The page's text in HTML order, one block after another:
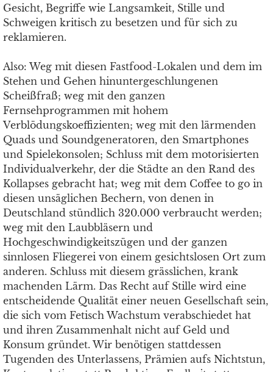
Gesicht, Begriffe wie Langsamkeit, Stille und
Schweigen kritisch zu besetzen und für sich zu
reklamieren.
Also: Weg mit diesen Fastfood-Lokalen und dem im
Stehen und Gehen hinuntergeschlungenen
Scheißfraß; weg mit den ganzen
Fernsehprogrammen mit hohem
Verblödungskoeffizienten; weg mit den lärmenden
Quads und Soundgeneratoren, den Smartphones
und Spielekonsolen; Schluss mit dem motorisierten
Individualverkehr, der die Städte an den Rand des
Kollapses gebracht hat; weg mit dem Coffee to go in
diesen unsäglichen Bechern, von denen in
Deutschland stündlich 320.000 verbraucht werden;
weg mit den Laubbläsern und
Hochgeschwindigkeitszügen und der ganzen
sinnlosen Fliegerei von einem gesichtslosen Ort zum
anderen. Schluss mit diesem grässlichen, krank
machenden Lärm. Das Recht auf Stille wird eine
entscheidende Qualität einer neuen Gesellschaft sein,
die sich vom Fetisch Wachstum verabschiedet hat
und ihren Zusammenhalt nicht auf Geld und
Konsum gründet. Wir benötigen stattdessen
Tugenden des Unterlassens, Prämien aufs Nichtstun,